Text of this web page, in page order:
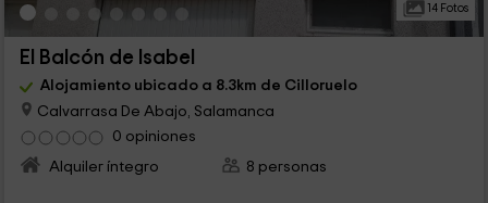
14 Fotos
El Balcón de Isabel
Alojamiento ubicado a 8.3km de Cilloruelo
Calvarrasa De Abajo, Salamanca
0 opiniones
Alquiler íntegro
8 personas